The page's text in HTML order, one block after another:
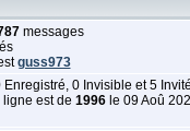
messages
guss973
0 Invisible et 5
est de 1996le 09 Aoû